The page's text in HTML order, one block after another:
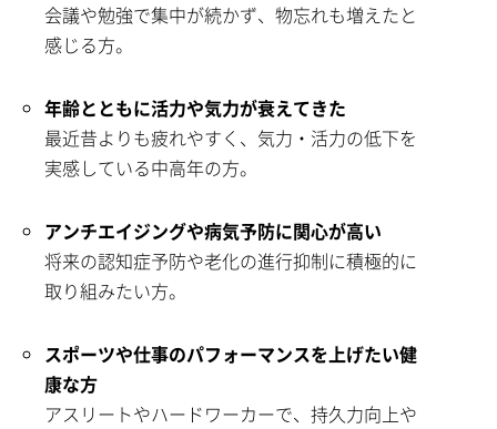
会議や勉強で集中が続かず、物忘れも増えたと
感じる方。
年齢とともに活力や気力が衰えてきた
最近昔よりも疲れやすく、気力・活力の低下を
実感している中高年の方。
アンチエイジングや病気予防に関心が高い
将来の認知症予防や老化の進行抑制に積極的に
取り組みたい方。
スポーツや仕事のパフォーマンスを上げたい健
康な方
アスリートやハードワーカーで、持久力向上や